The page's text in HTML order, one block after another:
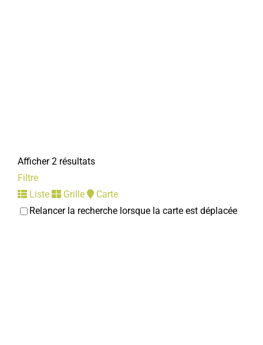
Afficher 2 résultats
Filtre
Liste
Grille
Carte
Relancer la recherche lorsque la carte est déplacée